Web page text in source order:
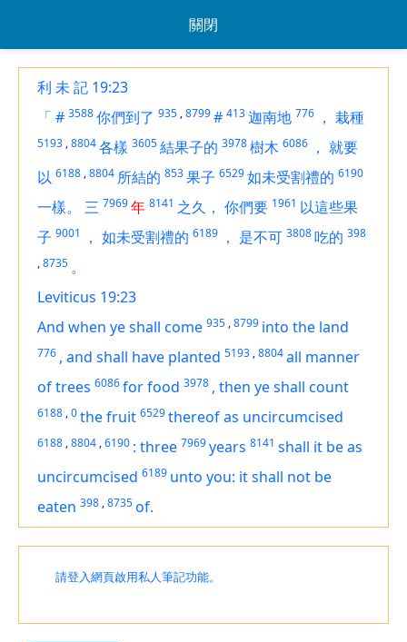
關閉
利 未 記 19:23
「 # 3588你們到了 935 ,8799# 413迦南地 776 ， 栽種
5193 ,8804各樣 3605結果子的 3978樹木 6086 ， 就要
以 6188 ,8804 所結的 853果子 6529如未受割禮的 6190
一樣。 三 7969年 8141 之久， 你們要 1961 以這些果
子 9001 ， 如未受割禮的 6189 ， 是不可 3808吃的 398
,8735 。
Leviticus 19:23
And when ye shall come 935 ,8799 into the land
776 , and shall have planted 5193 ,8804all manner
of trees 6086for food 3978 , then ye shall count
6188 ,0the fruit 6529thereof as uncircumcised
6188 ,8804 ,6190 : three 7969years 8141 shall it be as
uncircumcised 6189 unto you: it shall not be
eaten 398 ,8735of.
請登入網頁啟用私人筆記功能。